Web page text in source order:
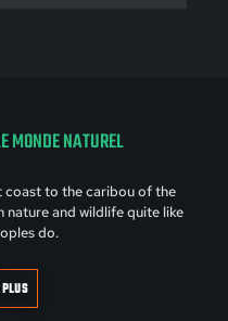
MONDE NATUREL
coast to the caribou of the
nature and wildlife quite like
do.